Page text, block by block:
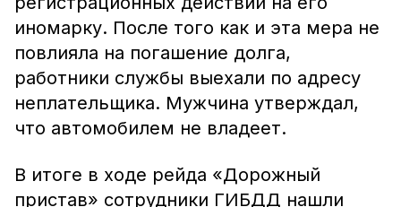
иномарку. После того как и эта мера не
повлияла на погашение долга,
работники службы выехали по адресу
неплательщика. Мужчина утверждал,
что автомобилем не владеет.
В итоге в ходе рейда «Дорожный
пристав» сотрудники ГИБДД нашли